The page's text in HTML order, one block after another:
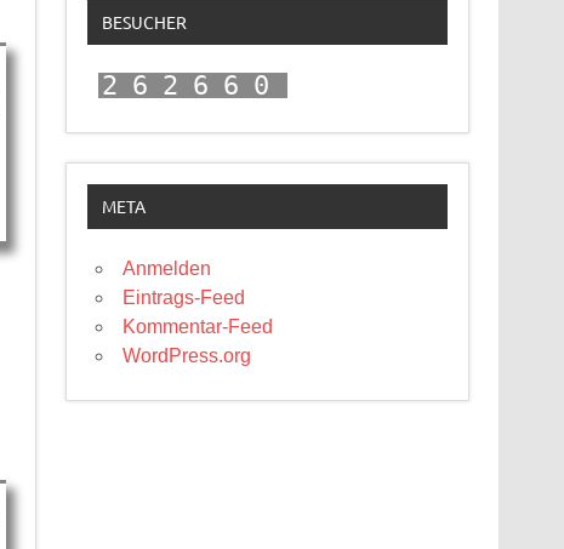
BESUCHER
262660
META
Anmelden
Eintrags-Feed
Kommentar-Feed
WordPress.org